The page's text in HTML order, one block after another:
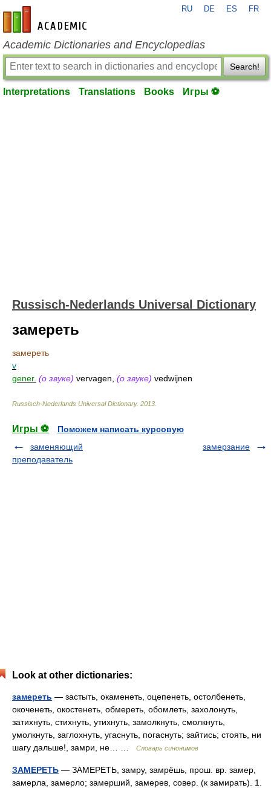
en-academic.com
RU DE ES FR
Academic Dictionaries and Encyclopedias
Search!
Interpretations Translations Books Игры ⚽
Russisch-Nederlands Universal Dictionary
замереть
замереть
v
gener. (о звуке) vervagen, (о звуке) vedwijnen
Russisch-Nederlands Universal Dictionary. 2013
Игры ⚽
Поможем написать курсовую
заменяющий
преподаватель
замерзание
Look at other dictionaries:
замереть — застыть, окаменеть, оцепенеть, остолбенеть,
окоченеть, окостенеть, обмереть, обомлеть, захолонуть,
затихнуть, стихнуть, утихнуть, замолкнуть, смолкнуть,
умолкнуть, заглохнуть, угаснуть, погаснуть; зайтись; стоять, ни
шагу дальше!, замри, не… …
Словарь синонимов
ЗАМЕРЕТЬ — ЗАМЕРЕТЬ, замру, замрёшь, прош. вр. замер,
замерла, замерло; замерший, замерев, совер. (к замирать). 1.